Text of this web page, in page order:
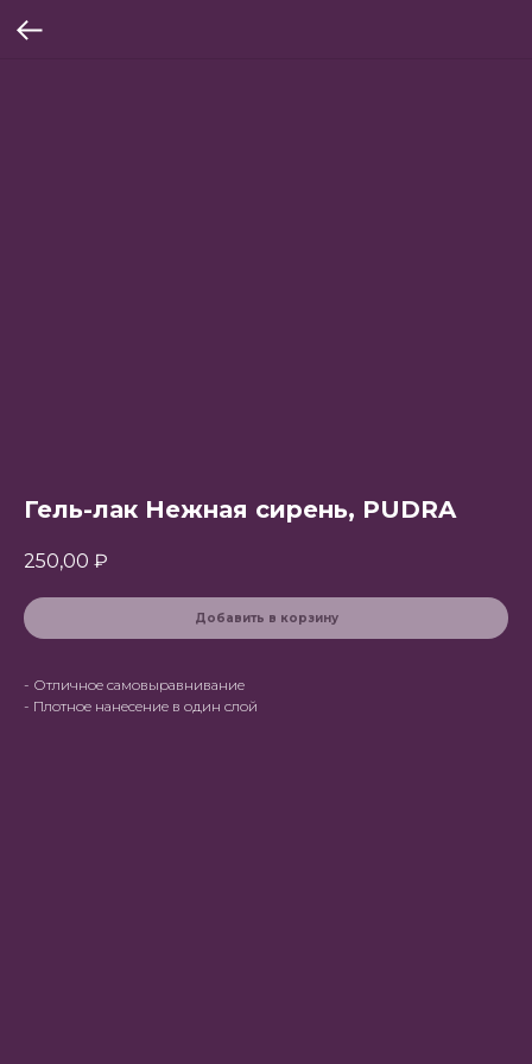
Гель-лак Нежная сирень, PUDRA
250,00 ₽
Добавить в корзину
- Отличное самовыравнивание
- Плотное нанесение в один слой